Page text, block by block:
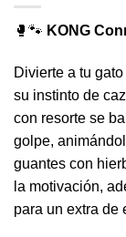
🥊🐾 KONG
Divierte a tu
su instinto de
con resorte se
golpe,
guantes con
la motivación,
para un extra de